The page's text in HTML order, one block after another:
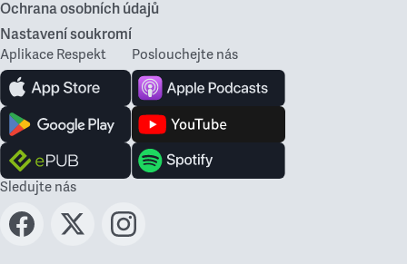
Ochrana osobních údajů
Nastavení soukromí
Aplikace Respekt Poslouchejte nás
Sledujte nás